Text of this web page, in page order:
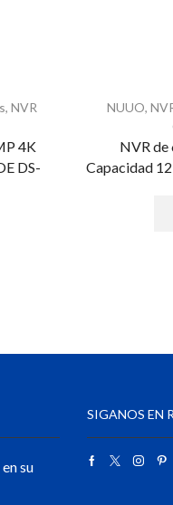
, NVR
4K
DS-
NUUO,
NVR de
Capacidad
su
SIGANOS EN